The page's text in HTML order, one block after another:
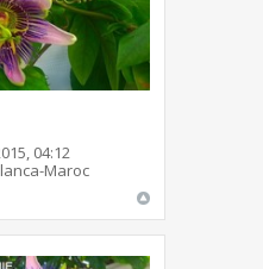
04:12
Maroc